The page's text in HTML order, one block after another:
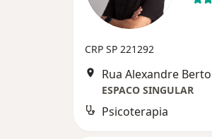
CRP SP 221292
Rua Alexandre
ESPACO SINGULAR
Psicoterapia